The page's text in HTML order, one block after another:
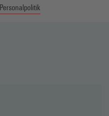
Personalpolitik